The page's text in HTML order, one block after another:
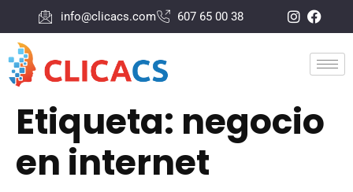
info@clicacs.com 607 65 00 38
Etiqueta: negocio
en internet